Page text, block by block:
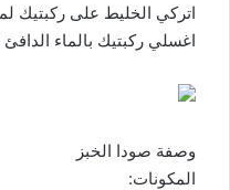
اتركي الخليط على ركبتيك لمدة 10
اغسلي ركبتيك بالماء
وصفة صودا الخبز
المكونات: